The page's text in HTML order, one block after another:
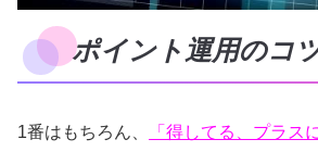
ポイント運用のコ
1番はもちろん、
「得してる、プラス